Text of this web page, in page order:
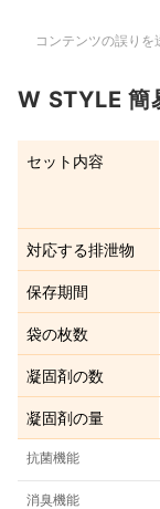
コンテンツの誤りを
W STYLE 簡
セット内容
対応する排泄物
保存期間
袋の枚数
凝固剤の数
凝固剤の量
抗菌機能
消臭機能